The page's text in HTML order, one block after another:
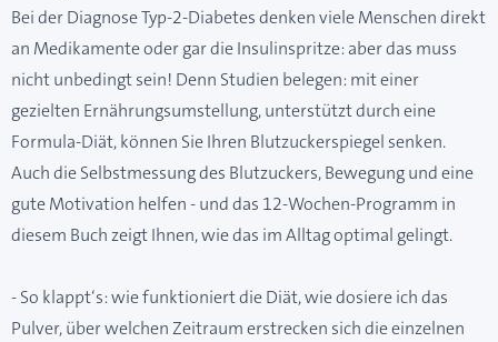
Bei der Diagnose Typ-2-Diabetes denken viele Menschen direkt
an Medikamente oder gar die Insulinspritze: aber das muss
nicht unbedingt sein! Denn Studien belegen: mit einer
gezielten Ernährungsumstellung, unterstützt durch eine
Formula-Diät, können Sie Ihren Blutzuckerspiegel senken.
Auch die Selbstmessung des Blutzuckers, Bewegung und eine
gute Motivation helfen - und das 12-Wochen-Programm in
diesem Buch zeigt Ihnen, wie das im Alltag optimal gelingt.
- So klappt‘s: wie funktioniert die Diät, wie dosiere ich das
Pulver, über welchen Zeitraum erstrecken sich die einzelnen